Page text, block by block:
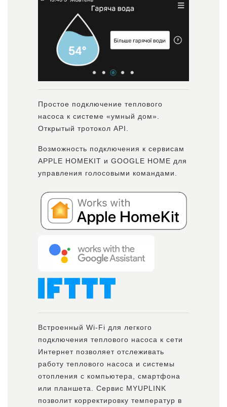
Простое подключение теплового
насоса к системе «умный дом».
Открытый тротокол API.
Возможность подключения к сервисам
APPLE HOMEKIT и GOOGLE HOME для
управления голосовыми командами.
Встроенный Wi-Fi для легкого
подключения теплового насоса к сети
Интернет позволяет отслеживать
работу теплового насоса и системы
отопления с компьютера, смартфона
или планшета. Сервис MYUPLINK
позволит корректировку температур в